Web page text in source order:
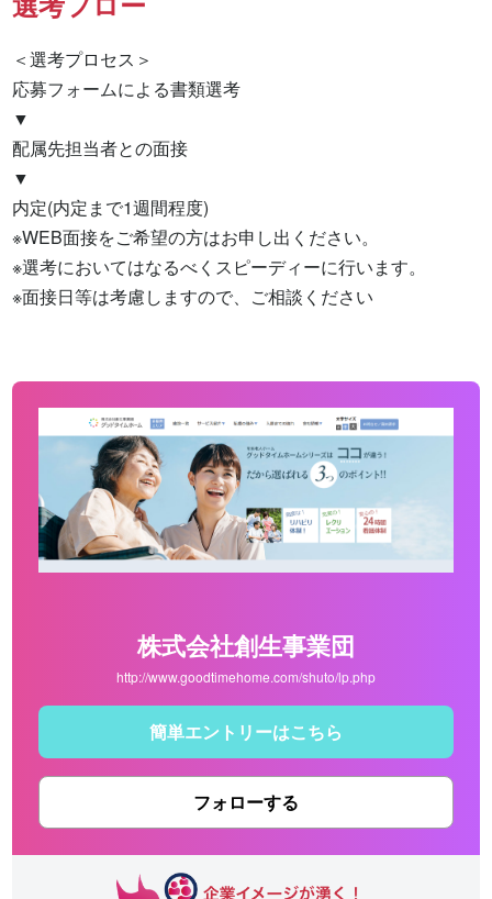
＜選考プロセス＞
応募フォームによる書類選考
▼
配属先担当者との面接
▼
内定(内定まで1週間程度)
※WEB面接をご希望の方はお申し出ください。
※選考においてはなるべくスピーディーに行います。
※面接日等は考慮しますので、ご相談ください
株式会社創生事業団
http://www.goodtimehome.com/shuto/lp.php
簡単エントリーはこちら
フォローする